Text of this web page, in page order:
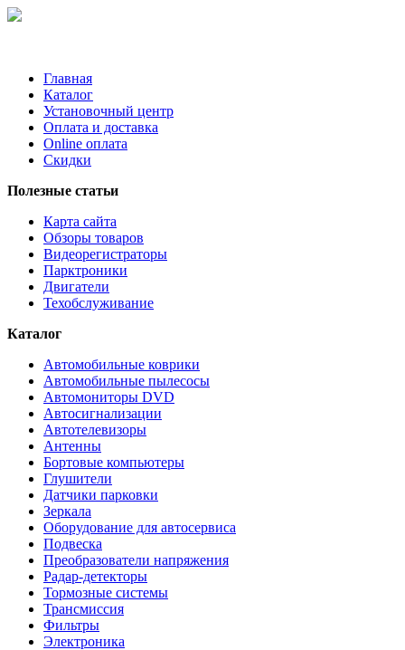
Главная
Каталог
Установочный центр
Оплата и доставка
Online оплата
Скидки
Полезные статьи
Карта сайта
Обзоры товаров
Видеорегистраторы
Парктроники
Двигатели
Техобслуживание
Каталог
Автомобильные коврики
Автомобильные пылесосы
Автомониторы DVD
Автосигнализации
Автотелевизоры
Антенны
Бортовые компьютеры
Глушители
Датчики парковки
Зеркала
Оборудование для автосервиса
Подвеска
Преобразователи напряжения
Радар-детекторы
Тормозные системы
Трансмиссия
Фильтры
Электроника